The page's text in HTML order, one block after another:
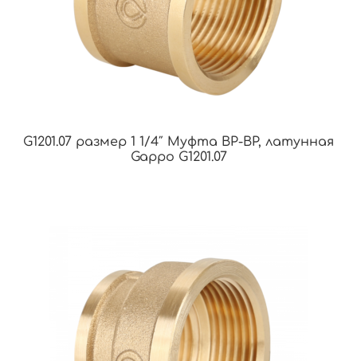
G1201.07 размер 1 1/4″ Муфта ВР-ВР, латунная
Gappo G1201.07